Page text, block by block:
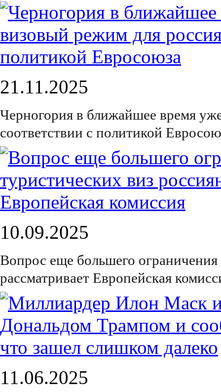
21.11.2025
Черногория в ближайшее время
соответствии с политикой
10.09.2025
Вопрос еще большего
рассматривает Европейская
11.06.2025